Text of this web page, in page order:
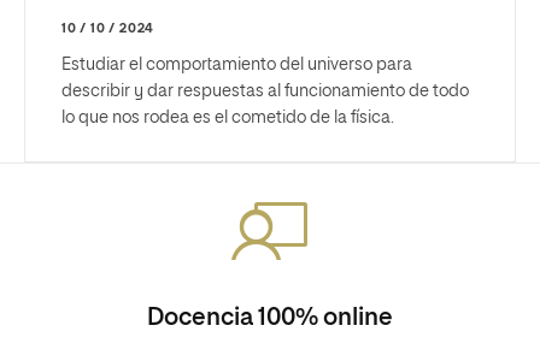
10 / 10 / 2024
Estudiar el comportamiento del universo para
describir y dar respuestas al funcionamiento de todo
lo que nos rodea es el cometido de la física.
Docencia 100% online